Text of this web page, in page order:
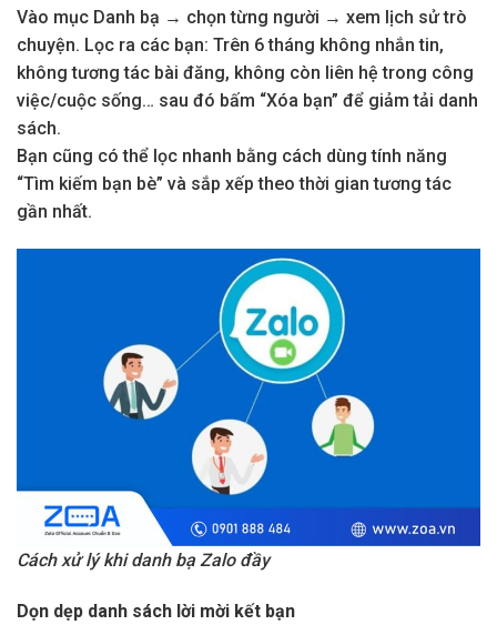
Vào mục Danh bạ → chọn từng người → xem lịch sử trò
chuyện. Lọc ra các bạn: Trên 6 tháng không nhắn tin,
không tương tác bài đăng, không còn liên hệ trong công
việc/cuộc sống… sau đó bấm “Xóa bạn” để giảm tải danh
sách.
Bạn cũng có thể lọc nhanh bằng cách dùng tính năng
“Tìm kiếm bạn bè” và sắp xếp theo thời gian tương tác
gần nhất.
Cách xử lý khi danh bạ Zalo đầy
Dọn dẹp danh sách lời mời kết bạn